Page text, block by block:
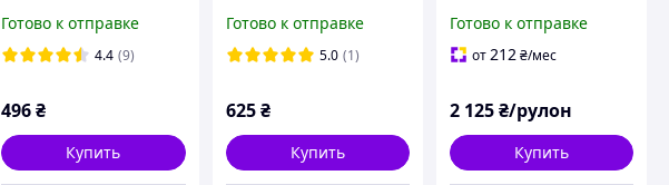
Готово к отправке
4.4 (9)
496₴
Купить
полнорационный для
кур-несушек,
Готово к отправке
5.0 (1)
625 ₴
Купить
Готово к отправке
от212₴/мес
2 125₴/рулон
Купить